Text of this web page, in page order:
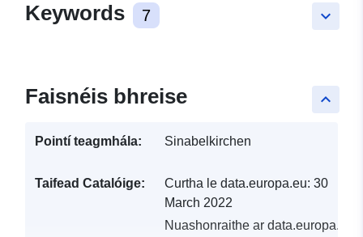
keyboard_arrow_down
Keywords 7
keyboard_arrow_up
Faisnéis bhreise
Pointí teagmhála: Sinabelkirchen
Taifead Catalóige: Curtha le data.europa.eu: 30
March 2022
Nuashonraithe ar data.europa.eu: